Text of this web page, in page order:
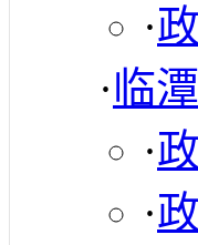
·
·临
·
·